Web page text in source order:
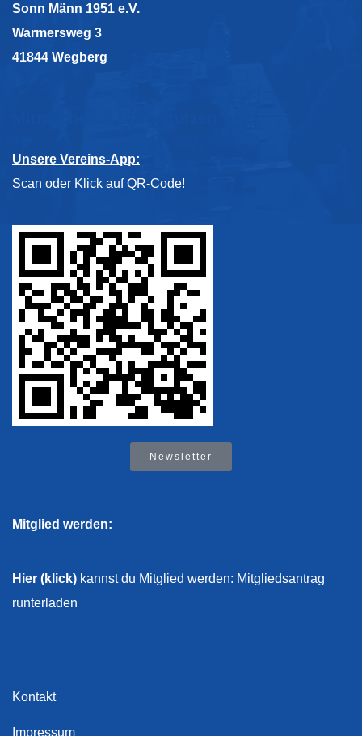
Sonn Männ 1951 e.V.
Warmersweg 3
41844 Wegberg
Unsere Vereins-App:
Scan oder Klick auf QR-Code!
Newsletter
Mitglied werden:
Hier (klick) kannst du Mitglied werden: Mitgliedsantrag
runterladen
Kontakt
Impressum